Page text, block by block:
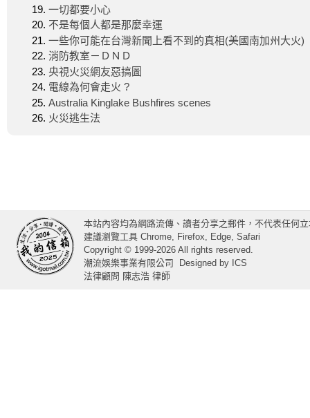
一切都要小心
不是每個人都是那麼幸運
一些你可能在台灣新聞上看不到的真相(美國南加州大火)
消防教室－ＤＮＤ
央視火災網友惡搞圖
電線為何會走火 ?
Australia Kinglake Bushfires scenes
火災逃生法
本站內容均為網路流傳、讀者分享之郵件，不代表任何
建議瀏覽工具 Chrome, Firefox, Edge, Safari
Copyright © 1999-2026 All rights reserved.
潮流娛樂事業有限公司
Designed by ICS
法律顧問 陳志浩 律師